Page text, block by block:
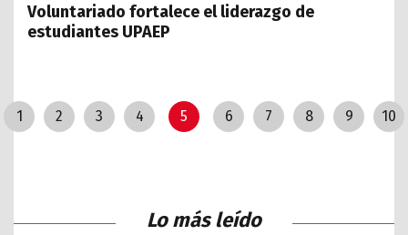
Voluntariado fortalece el liderazgo de
estudiantes UPAEP
1 2 3 4 5 6 7 8 9 10
Lo más leído